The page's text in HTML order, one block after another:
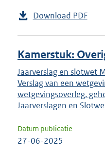
Download PDF
Kamerstuk:
Jaarverslag en slotwet
Verslag van een
wetgevingsoverleg,
Jaarverslagen en
Datum publicatie
27-06-2025